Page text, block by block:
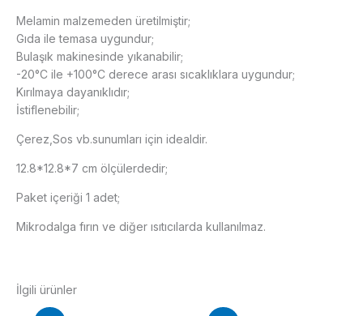
Melamin malzemeden üretilmiştir;
Gıda ile temasa uygundur;
Bulaşık makinesinde yıkanabilir;
-20°C ile +100°C derece arası sıcaklıklara uygundur;
Kırılmaya dayanıklıdır;
İstiflenebilir;
Çerez,Sos vb.sunumları için idealdir.
12.8*12.8*7 cm ölçülerdedir;
Paket içeriği 1 adet;
Mikrodalga fırın ve diğer ısıtıcılarda kullanılmaz.
İlgili ürünler